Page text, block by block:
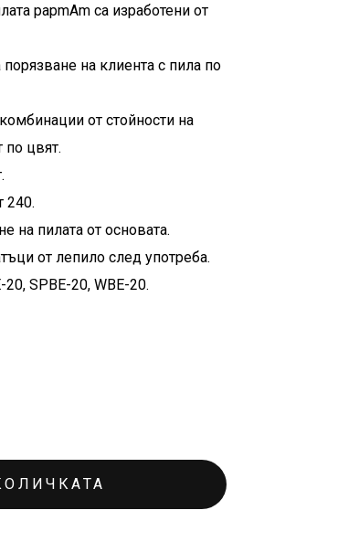
papmAm са изработени от
на клиента с пила по
от стойности на
по цвят.
240.
на пилата от основата.
от лепило след употреба.
SPBE-20, WBE-20.